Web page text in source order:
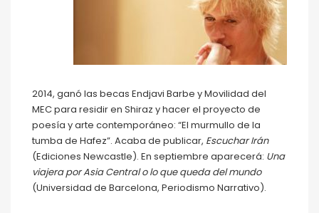
2014, ganó las becas Endjavi Barbe y Movilidad del
MEC para residir en Shiraz y hacer el proyecto de
poesía y arte contemporáneo: “El murmullo de la
tumba de Hafez”. Acaba de publicar, Escuchar Irán
(Ediciones Newcastle). En septiembre aparecerá: Una
viajera por Asia Central o lo que queda del mundo
(Universidad de Barcelona, Periodismo Narrativo).